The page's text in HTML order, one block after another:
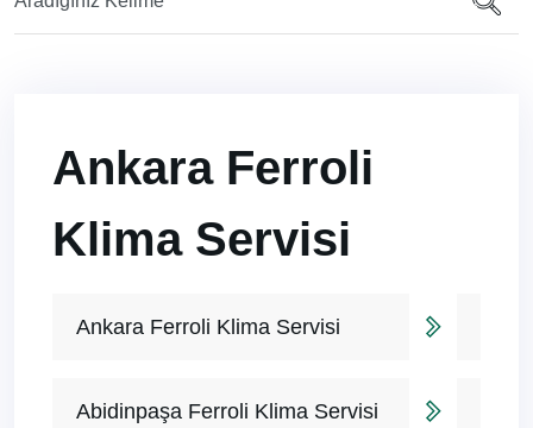
Ankara Ferroli
Klima Servisi
Ankara Ferroli Klima Servisi
Abidinpaşa Ferroli Klima Servisi